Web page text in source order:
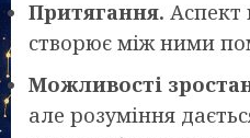
Притягання. Аспект
створює між ними
Можливості
але розуміння